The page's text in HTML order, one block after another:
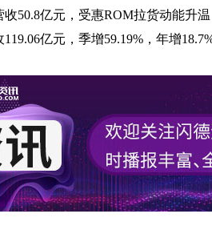
收50.8亿元，受惠ROM拉货动能升
亿元，季增59.19%，年增